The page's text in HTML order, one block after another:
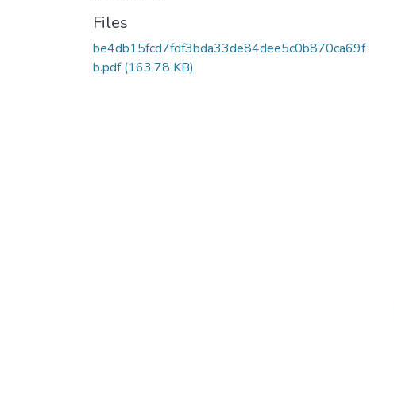
Files
be4db15fcd7fdf3bda33de84dee5c0b870ca69f
b.pdf(163.78 KB)